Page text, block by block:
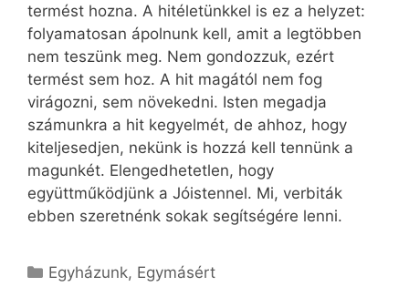
termést hozna. A hitéletünkkel is ez a helyzet:
folyamatosan ápolnunk kell, amit a legtöbben
nem teszünk meg. Nem gondozzuk, ezért
termést sem hoz. A hit magától nem fog
virágozni, sem növekedni. Isten megadja
számunkra a hit kegyelmét, de ahhoz, hogy
kiteljesedjen, nekünk is hozzá kell tennünk a
magunkét. Elengedhetetlen, hogy
együttműködjünk a Jóistennel. Mi, verbiták
ebben szeretnénk sokak segítségére lenni.
Kategória
Egyházunk, Egymásért